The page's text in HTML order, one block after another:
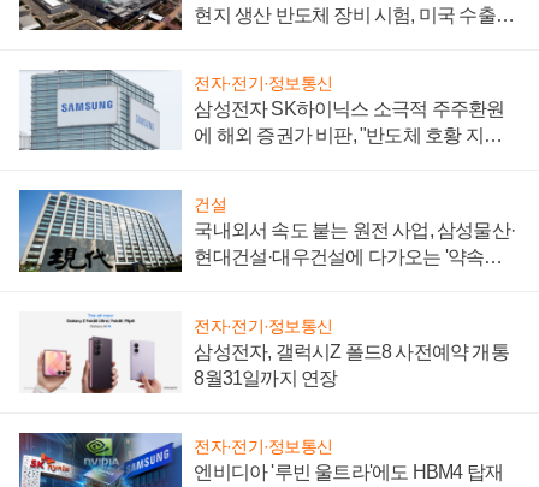
현지 생산 반도체 장비 시험, 미국 수출통
전자·전기·정보통신
삼성전자 SK하이닉스 소극적 주주환원
에 해외 증권가 비판, "반도체 호황 지속
건설
국내외서 속도 붙는 원전 사업, 삼성물산·
현대건설·대우건설에 다가오는 '약속의
전자·전기·정보통신
삼성전자, 갤럭시Z 폴드8 사전예약 개통
8월31일까지 연장
전자·전기·정보통신
엔비디아 '루빈 울트라'에도 HBM4 탑재